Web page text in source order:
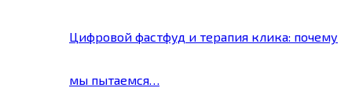
Цифровой фастфуд и терапия клика: почему
мы пытаемся…